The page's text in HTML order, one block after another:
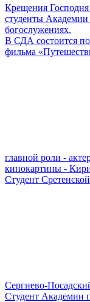
Крещения Господня
студенты
богослужениях.
В СДА состоится
фильма
главной роли -
кинокартины -
Студент
Сергиево-
Студент Академии